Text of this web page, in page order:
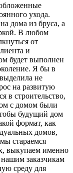
ухода.
дома из бруса, а
В любом
от
и
будет выполнен
Я бы в
не
на развитую
в строительство,
с домом были
будущий дом
формат, как
домов,
стараемся
выкупаем именно
нашим заказчикам
среду для